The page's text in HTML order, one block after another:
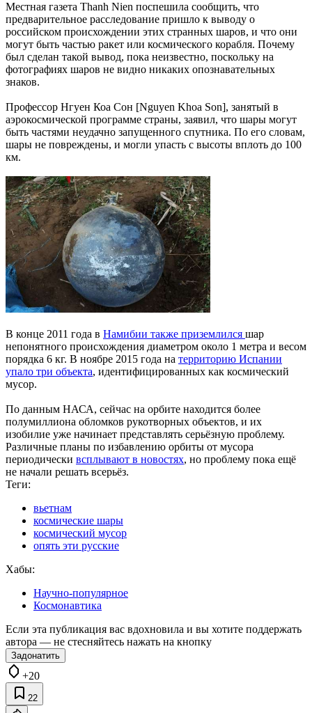
Местная газета Thanh Nien поспешила сообщить, что
предварительное расследование пришло к выводу о
российском происхождении этих странных шаров, и что они
могут быть частью ракет или космического корабля. Почему
был сделан такой вывод, пока неизвестно, поскольку на
фотографиях шаров не видно никаких опознавательных
знаков.
Профессор Нгуен Коа Сон [Nguyen Khoa Son], занятый в
аэрокосмической программе страны, заявил, что шары могут
быть частями неудачно запущенного спутника. По его словам,
шары не повреждены, и могли упасть с высоты вплоть до 100
км.
В конце 2011 года в Намибии также приземлился шар
непонятного происхождения диаметром около 1 метра и весом
порядка 6 кг. В ноябре 2015 года на территорию Испании
упало три объекта, идентифицированных как космический
мусор.
По данным НАСА, сейчас на орбите находится более
полумиллиона обломков рукотворных объектов, и их
изобилие уже начинает представлять серьёзную проблему.
Различные планы по избавлению орбиты от мусора
периодически всплывают в новостях, но проблему пока ещё
не начали решать всерьёз.
Теги:
вьетнам
космические шары
космический мусор
опять эти русские
Хабы:
Научно-популярное
Космонавтика
Если эта публикация вас вдохновила и вы хотите поддержать
автора — не стесняйтесь нажать на кнопку
Задонатить
+20
22